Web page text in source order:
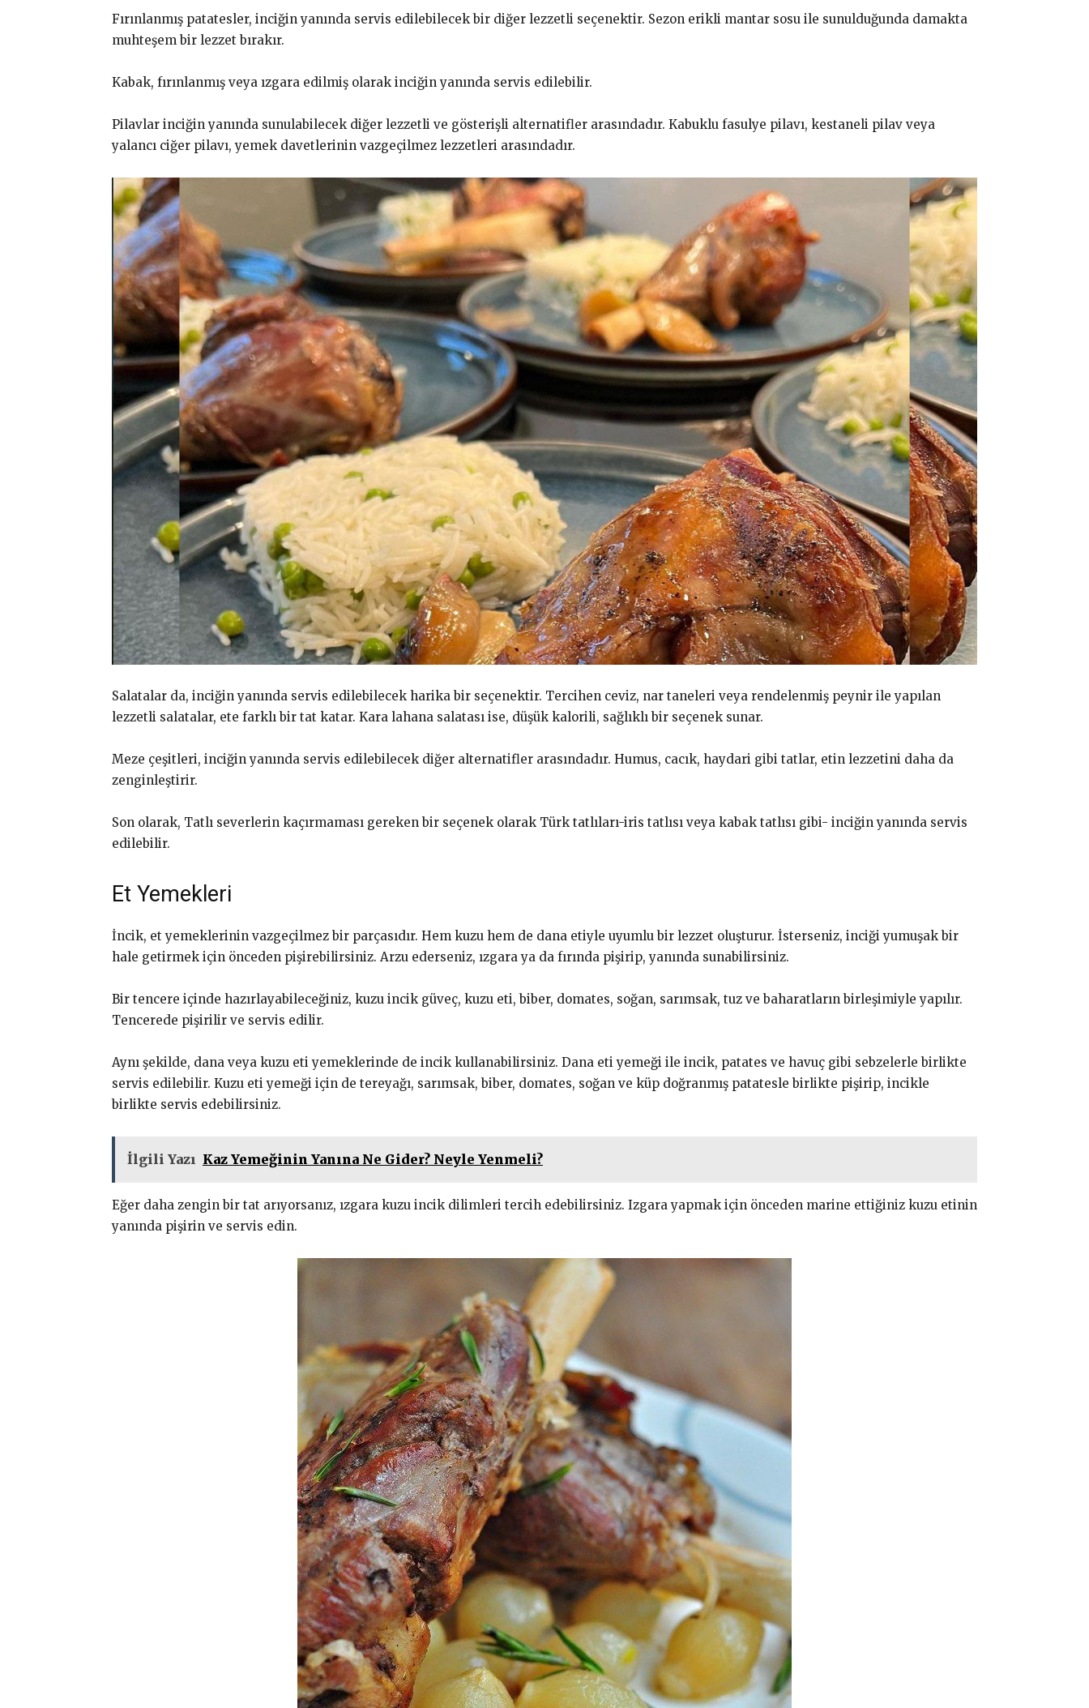
Fırınlanmış patatesler, inciğin yanında servis edilebilecek bir diğer lezzetli seçenektir. Sezon erikli mantar sosu ile sunulduğunda damakta
muhteşem bir lezzet bırakır.
Kabak, fırınlanmış veya ızgara edilmiş olarak inciğin yanında servis edilebilir.
Pilavlar inciğin yanında sunulabilecek diğer lezzetli ve gösterişli alternatifler arasındadır. Kabuklu fasulye pilavı, kestaneli pilav veya
yalancı ciğer pilavı, yemek davetlerinin vazgeçilmez lezzetleri arasındadır.
Salatalar da, inciğin yanında servis edilebilecek harika bir seçenektir. Tercihen ceviz, nar taneleri veya rendelenmiş peynir ile yapılan
lezzetli salatalar, ete farklı bir tat katar. Kara lahana salatası ise, düşük kalorili, sağlıklı bir seçenek sunar.
Meze çeşitleri, inciğin yanında servis edilebilecek diğer alternatifler arasındadır. Humus, cacık, haydari gibi tatlar, etin lezzetini daha da
zenginleştirir.
Son olarak, Tatlı severlerin kaçırmaması gereken bir seçenek olarak Türk tatlıları-iris tatlısı veya kabak tatlısı gibi- inciğin yanında servis
edilebilir.
Et Yemekleri
İncik, et yemeklerinin vazgeçilmez bir parçasıdır. Hem kuzu hem de dana etiyle uyumlu bir lezzet oluşturur. İsterseniz, inciği yumuşak bir
hale getirmek için önceden pişirebilirsiniz. Arzu ederseniz, ızgara ya da fırında pişirip, yanında sunabilirsiniz.
Bir tencere içinde hazırlayabileceğiniz, kuzu incik güveç, kuzu eti, biber, domates, soğan, sarımsak, tuz ve baharatların birleşimiyle yapılır.
Tencerede pişirilir ve servis edilir.
Aynı şekilde, dana veya kuzu eti yemeklerinde de incik kullanabilirsiniz. Dana eti yemeği ile incik, patates ve havuç gibi sebzelerle birlikte
servis edilebilir. Kuzu eti yemeği için de tereyağı, sarımsak, biber, domates, soğan ve küp doğranmış patatesle birlikte pişirip, incikle
birlikte servis edebilirsiniz.
İlgili Yazı Kaz Yemeğinin Yanına Ne Gider? Neyle Yenmeli?
Eğer daha zengin bir tat arıyorsanız, ızgara kuzu incik dilimleri tercih edebilirsiniz. Izgara yapmak için önceden marine ettiğiniz kuzu etinin
yanında pişirin ve servis edin.